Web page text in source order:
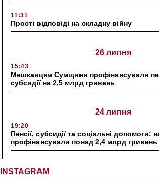
11:31
Прості відповіді на складну війну
26 липня
15:43
Мешканцям Сумщини профінансували
субсидії на 2,5 млрд гривень
24 липня
19:20
Пенсії, субсидії та соціальні допомоги:
профінансували понад 2,4 млрд гривень
INSTAGRAM